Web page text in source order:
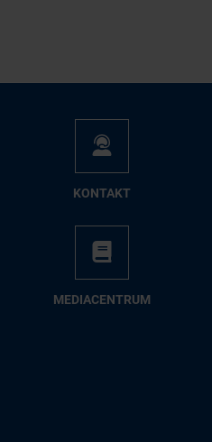
KON­TAKT
ME­DIA­CEN­TRUM